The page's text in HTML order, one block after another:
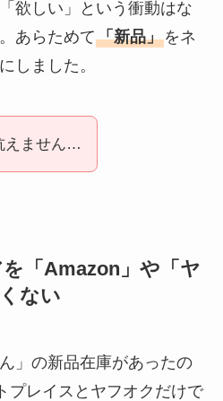
欲しい」という衝動はな
あらためて「新品」をネ
しました。
えません…
「Amazon」や「ヤ
ない
」の新品在庫があったの
プレイスとヤフオクだけで